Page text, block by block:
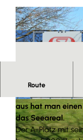
© Tourist-Information Salzgitter |
Route
Das Stadion am
aus hat man
das Seeareal.
Der A-Platz mit